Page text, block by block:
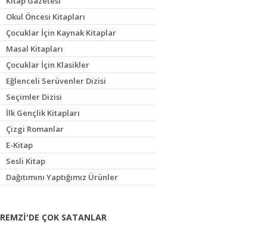
Okul Öncesi Kitapları
Çocuklar İçin Kaynak Kitaplar
Masal Kitapları
Çocuklar İçin Klasikler
Eğlenceli Serüvenler Dizisi
Seçimler Dizisi
İlk Gençlik Kitapları
Çizgi Romanlar
E-Kitap
Sesli Kitap
Dağıtımını Yaptığımız Ürünler
REMZİ'DE ÇOK SATANLAR